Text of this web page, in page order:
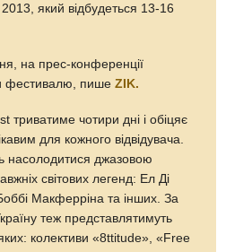
який відбудеться 13-16
на прес-конференції
фестивалю, пишеZIK.
триватиме чотири дні і обіцяє
для кожного відвідувача.
насолодитися джазовою
світових легенд: Ел Ді
Макферріна та інших. За
теж представлятимуть
колективи «8ttitude», «Free